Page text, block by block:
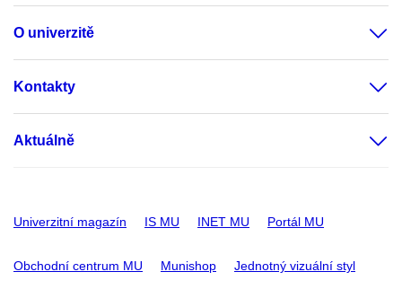
O univerzitě
Kontakty
Aktuálně
Univerzitní magazín IS MU INET MU Portál MU
Obchodní centrum MU Munishop Jednotný vizuální styl